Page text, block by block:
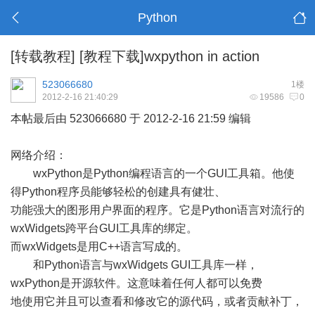
Python
[转载教程] [教程下载]wxpython in action
1楼
523066680
19586 0
2012-2-16 21:40:29
本帖最后由 523066680 于 2012-2-16 21:59 编辑
网络介绍：
wxPython是Python编程语言的一个GUI工具箱。他使
得Python程序员能够轻松的创建具有健壮、
功能强大的图形用户界面的程序。它是Python语言对流行的
wxWidgets跨平台GUI工具库的绑定。
而wxWidgets是用C++语言写成的。
和Python语言与wxWidgets GUI工具库一样，
wxPython是开源软件。这意味着任何人都可以免费
地使用它并且可以查看和修改它的源代码，或者贡献补丁，